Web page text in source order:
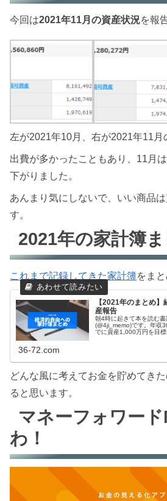
今回は2021年11月の資産状況を報
左が2021年10月、右が2021年11月
出費が多かったこともあり、11月
下がりました。
あんまり気にしないで、いい商品
す。
2021年の家計簿
これまで記録してきた家計簿をまと
【2021年のまとめ
産報告
朝4時に起きて本を読む
(@4ji_memo)です。年収
でに資産1,000万円を目標
36-72.com
どんな風に考えてお金を貯めてき
ると思います。
マネーフォワー
わ！